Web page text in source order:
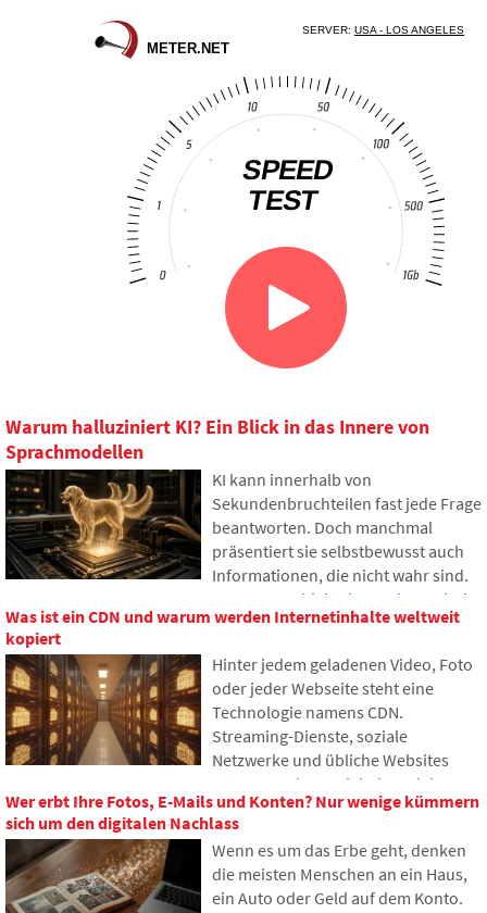
Warum halluziniert KI? Ein Blick in das Innere von
Sprachmodellen
KI kann innerhalb von
Sekundenbruchteilen fast jede Frage
beantworten. Doch manchmal
präsentiert sie selbstbewusst auch
Informationen, die nicht wahr sind.
Warum geschieht das und was sind
sogenannte KI-Halluzinationen? Im
Sprachmodelle funktionieren,
warum sie gelegentlich falsche
Antworten generieren und wie
Entwickler versuchen, dieses
Problem nach und nach zu
Was ist ein CDN und warum werden Internetinhalte weltweit
kopiert
Hinter jedem geladenen Video, Foto
oder jeder Webseite steht eine
Technologie namens CDN.
Streaming-Dienste, soziale
Netzwerke und übliche Websites
nutzen es, dennoch haben viele
Menschen noch nie davon gehört. Im
Artikel erklären wir, wofür diese
Abkürzung steht, wie sie
funktioniert, warum Internetinhalte
an verschiedenen Orten der Welt
Wer erbt Ihre Fotos, E-Mails und Konten? Nur wenige kümmern
sich um den digitalen Nachlass
Wenn es um das Erbe geht, denken
die meisten Menschen an ein Haus,
ein Auto oder Geld auf dem Konto.